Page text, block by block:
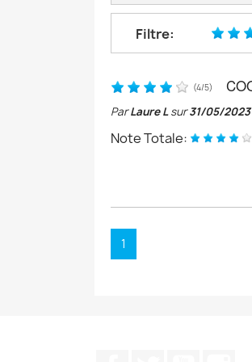
Filtre:
(4/5)
ParLaure Lsur31/05/2023
Note Totale:
1